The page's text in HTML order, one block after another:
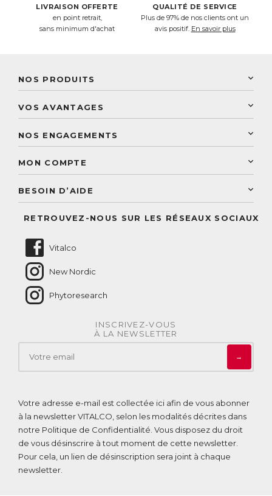
LIVRAISON OFFERTE
en point retrait,
sans minimum d'achat
QUALITÉ DE SERVICE
Plus de 97% de nos clients ont un
avis positif. En savoir plus
NOS PRODUITS
Laboratoire Landais
Découvrez le catalogue
VOS AVANTAGES
Paiement sécurisé
Conseils personnalisés
NOS ENGAGEMENTS
Conseil personnalisé
MON COMPTE
BESOIN D’AIDE
RETROUVEZ-NOUS SUR LES RÉSEAUX SOCIAUX
Vitalco
New Nordic
Phytoresearch
INSCRIVEZ-VOUS
À LA NEWSLETTER
→
Votre adresse e-mail est collectée ici afin de vous abonner
à la newsletter VITALCO, selon les modalités décrites dans
notre Politique de Confidentialité . Vous disposez du droit
de vous désinscrire à tout moment de cette newsletter.
Pour cela, un lien de désinscription sera joint à chaque
newsletter.